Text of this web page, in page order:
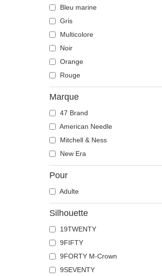
Bleu marine
Gris
Multicolore
Noir
Orange
Rouge
Marque
47 Brand
American Needle
Mitchell & Ness
New Era
Pour
Adulte
Silhouette
19TWENTY
9FIFTY
9FORTY M-Crown
9SEVENTY